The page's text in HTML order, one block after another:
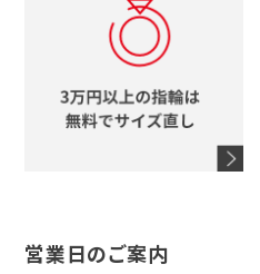
スタージュエリー
ウノアエレ
タグホイヤー
営業日のご案内